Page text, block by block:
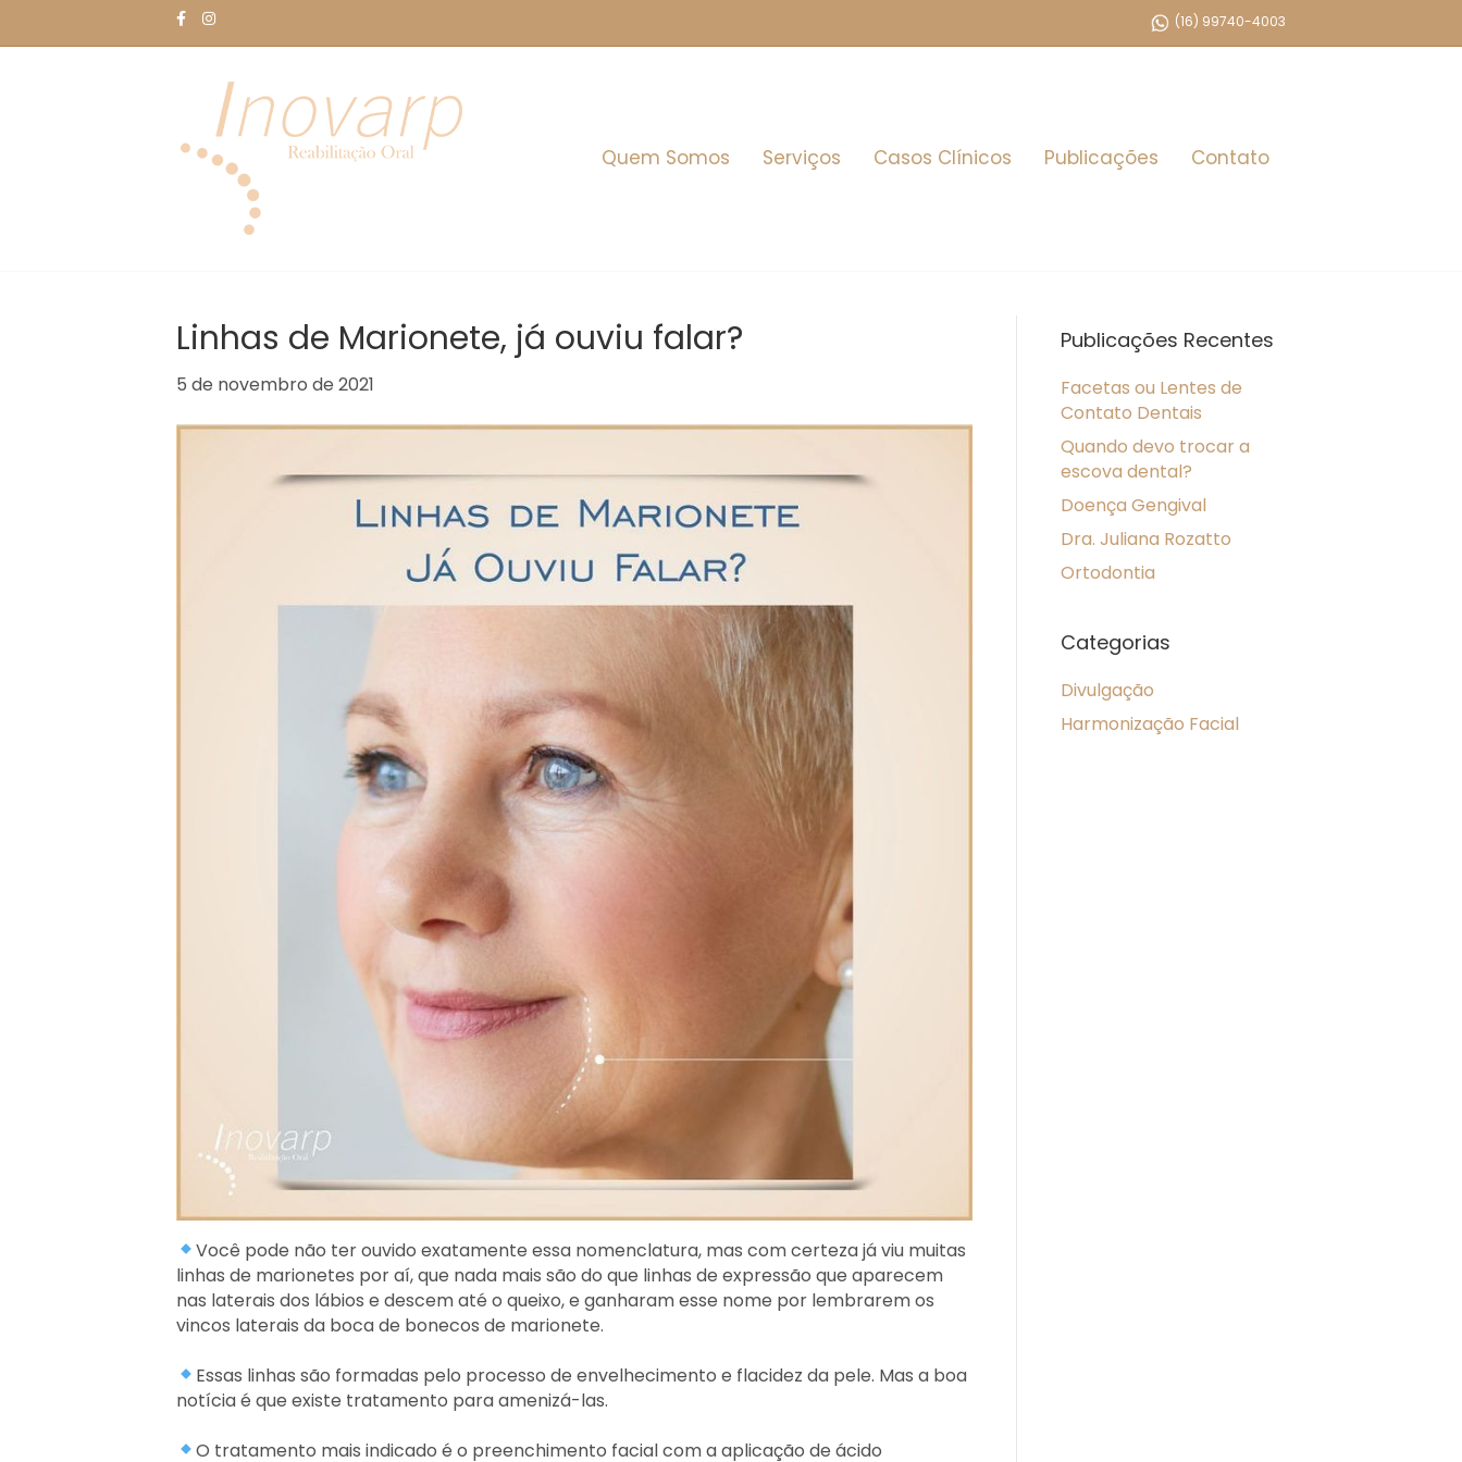
F
a
c
I
n
s
(16) 99740-4003
Quem Somos Serviços Casos Clínicos Publicações Contato
Linhas de Marionete, já ouviu falar?
5 de novembro de 2021
Você pode não ter ouvido exatamente essa nomenclatura, mas com certeza já viu muitas
linhas de marionetes por aí, que nada mais são do que linhas de expressão que aparecem
nas laterais dos lábios e descem até o queixo, e ganharam esse nome por lembrarem os
vincos laterais da boca de bonecos de marionete.⁣
Essas linhas são formadas pelo processo de envelhecimento e flacidez da pele. Mas a boa
notícia é que existe tratamento para amenizá-las. ⁣
O tratamento mais indicado é o preenchimento facial com a aplicação de ácido
Publicações Recentes
Facetas ou Lentes de
Contato Dentais
Quando devo trocar a
escova dental?
Doença Gengival
Dra. Juliana Rozatto
Ortodontia
Categorias
Divulgação
Harmonização Facial